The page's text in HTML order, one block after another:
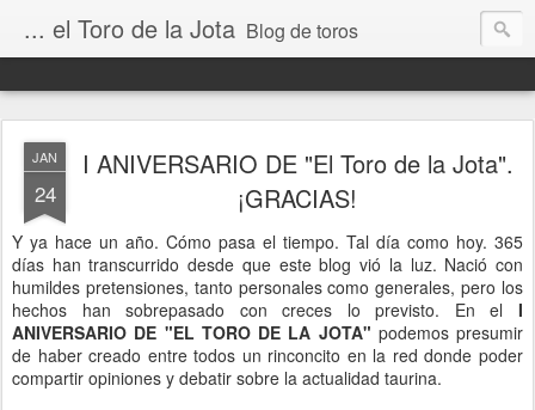
... el Toro de la Jota Blog de toros
JAN
24
I ANIVERSARIO DE "El Toro de la Jota".
¡GRACIAS!
Y ya hace un año. Cómo pasa el tiempo. Tal día como hoy. 365
días han transcurrido desde que este blog vió la luz. Nació con
humildes pretensiones, tanto personales como generales, pero los
hechos han sobrepasado con creces lo previsto. En el I
ANIVERSARIO DE "EL TORO DE LA JOTA" podemos presumir
de haber creado entre todos un rinconcito en la red donde poder
compartir opiniones y debatir sobre la actualidad taurina.